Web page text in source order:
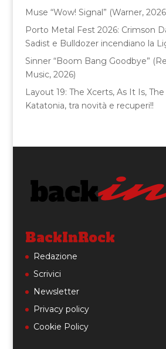
Muse “Wow! Signal” (Warner,
Porto Metal Fest 2026: Crimson
Sadist e Bulldozer incendiano la
Sinner “Boom Bang Goodbye”
Music, 2026)
Layout 19: The Xcerts, As It Is,
Katatonia, tra novità e recuperi!!
BackInRock
Redazione
Scrivici
Newsletter
Privacy policy
Cookie Policy